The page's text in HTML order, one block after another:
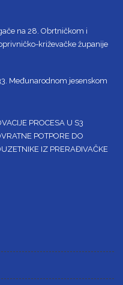
na 28. Obrtničkom i
križevačke županije
Međunarodnom jesenskom
PROCESA U S3
POTPORE DO
IZ PRERAĐIVAČKE